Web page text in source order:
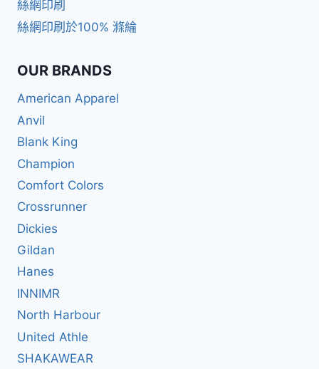
絲網印刷
絲網印刷於100% 滌綸
OUR BRANDS
American Apparel
Anvil
Blank King
Champion
Comfort Colors
Crossrunner
Dickies
Gildan
Hanes
INNIMR
North Harbour
United Athle
SHAKAWEAR